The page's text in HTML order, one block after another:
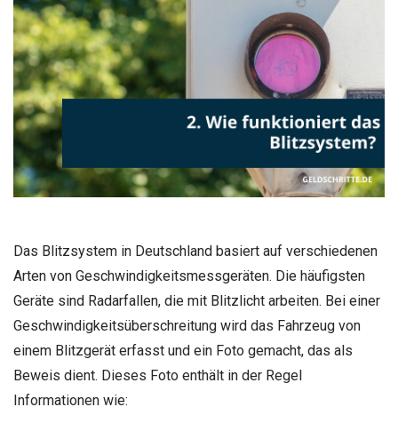
Das Blitzsystem in Deutschland basiert auf verschiedenen
Arten von Geschwindigkeitsmessgeräten. Die häufigsten
Geräte sind Radarfallen, die mit Blitzlicht arbeiten. Bei einer
Geschwindigkeitsüberschreitung wird das Fahrzeug von
einem Blitzgerät erfasst und ein Foto gemacht, das als
Beweis dient. Dieses Foto enthält in der Regel
Informationen wie: